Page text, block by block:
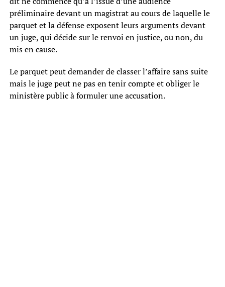
préliminaire devant un magistrat au cours de laquelle le
parquet et la défense exposent leurs arguments devant
un juge, qui décide sur le renvoi en justice, ou non, du
mis en cause.
Le parquet peut demander de classer l’affaire sans suite
mais le juge peut ne pas en tenir compte et obliger le
ministère public à formuler une accusation.